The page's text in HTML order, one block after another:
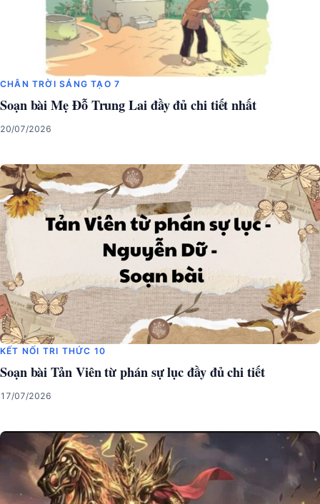
CHÂN TRỜI SÁNG TẠO 7
Soạn bài Mẹ Đỗ Trung Lai đầy đủ chi tiết nhất
20/07/2026
KẾT NỐI TRI THỨC 10
Soạn bài Tản Viên từ phán sự lục đầy đủ chi tiết
17/07/2026